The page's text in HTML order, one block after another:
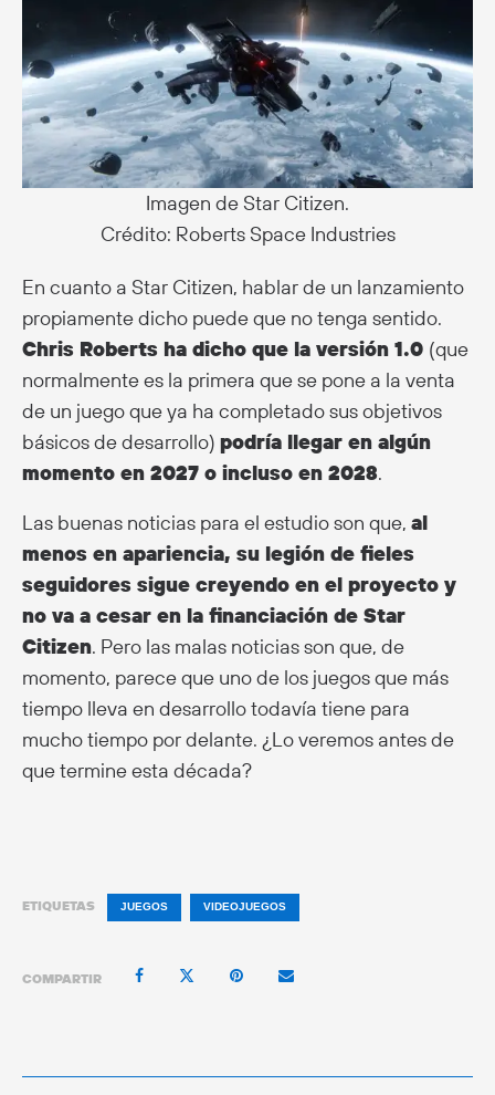
Imagen de Star Citizen.
Crédito: Roberts Space Industries
En cuanto a Star Citizen, hablar de un lanzamiento
propiamente dicho puede que no tenga sentido.
Chris Roberts ha dicho que la versión 1.0 (que
normalmente es la primera que se pone a la venta
de un juego que ya ha completado sus objetivos
básicos de desarrollo) podría llegar en algún
momento en 2027 o incluso en 2028.
Las buenas noticias para el estudio son que, al
menos en apariencia, su legión de fieles
seguidores sigue creyendo en el proyecto y
no va a cesar en la financiación de Star
Citizen. Pero las malas noticias son que, de
momento, parece que uno de los juegos que más
tiempo lleva en desarrollo todavía tiene para
mucho tiempo por delante. ¿Lo veremos antes de
que termine esta década?
ETIQUETAS JUEGOS VIDEOJUEGOS
COMPARTIR